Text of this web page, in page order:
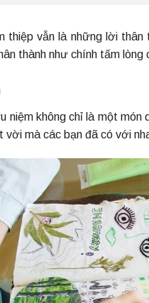
thiệp vẫn là những lời
thành như chính tấm lòng
niệm không chỉ là một
mà các bạn đã có với